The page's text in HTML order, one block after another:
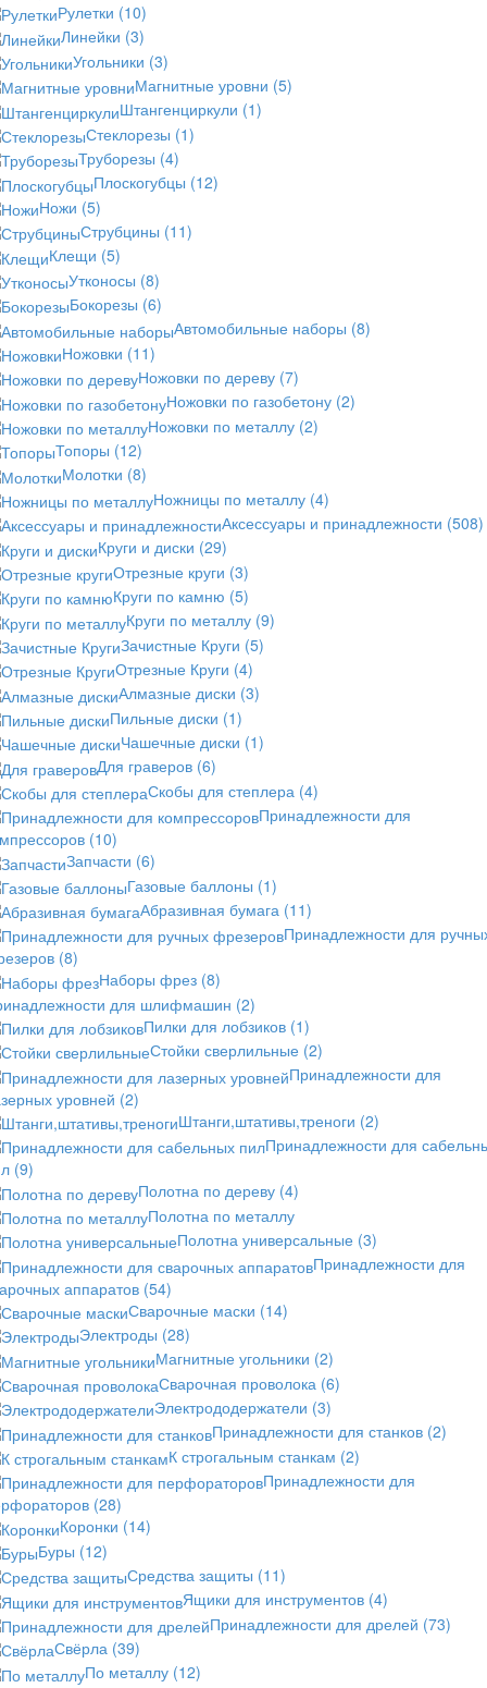
Рулетки (10)
Линейки (3)
Угольники (3)
Магнитные уровни (5)
Штангенциркули (1)
Стеклорезы (1)
Труборезы (4)
Плоскогубцы (12)
Ножи (5)
Струбцины (11)
Клещи (5)
Утконосы (8)
Бокорезы (6)
Автомобильные наборы (8)
Ножовки (11)
Ножовки по дереву (7)
Ножовки по газобетону (2)
Ножовки по металлу (2)
Топоры (12)
Молотки (8)
Ножницы по металлу (4)
Аксессуары и принадлежности (508)
Круги и диски (29)
Отрезные круги (3)
Круги по камню (5)
Круги по металлу (9)
Зачистные Круги (5)
Отрезные Круги (4)
Алмазные диски (3)
Пильные диски (1)
Чашечные диски (1)
Для граверов (6)
Скобы для степлера (4)
Принадлежности для
(10)
Запчасти (6)
Газовые баллоны (1)
Абразивная бумага (11)
Принадлежности для
(8)
Наборы фрез (8)
для шлифмашин (2)
Пилки для лобзиков (1)
Стойки сверлильные (2)
Принадлежности для
уровней (2)
Штанги,штативы,треноги (2)
Принадлежности для
(9)
Полотна по дереву (4)
Полотна по металлу
Полотна универсальные (3)
Принадлежности для
аппаратов (54)
Сварочные маски (14)
Электроды (28)
Магнитные угольники (2)
Сварочная проволока (6)
Электрододержатели (3)
Принадлежности для станков (2)
К строгальным станкам (2)
Принадлежности для
(28)
Коронки (14)
Буры (12)
Средства защиты (11)
Ящики для инструментов (4)
Принадлежности для дрелей (73)
Свёрла (39)
По металлу (12)